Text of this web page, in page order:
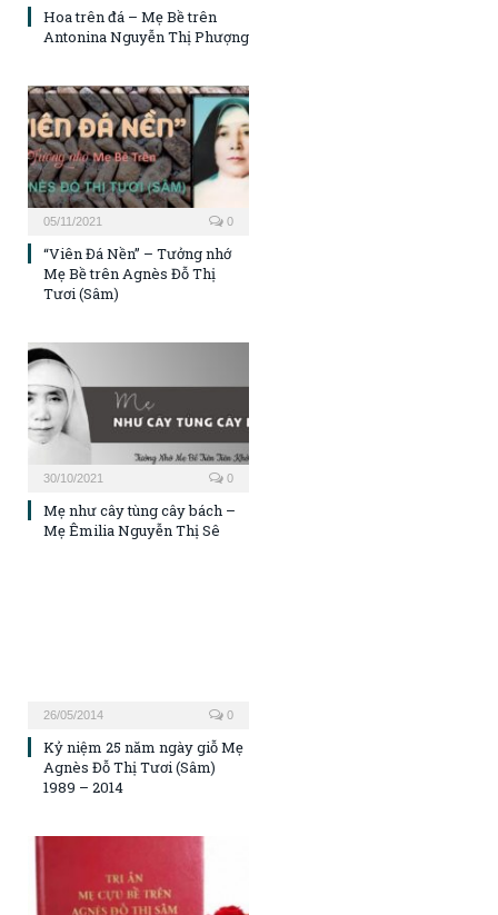
Hoa trên đá – Mẹ Bề trên
Antonina Nguyễn Thị Phượng
05/11/2021 0
“Viên Đá Nền” – Tưởng nhớ
Mẹ Bề trên Agnès Đỗ Thị
Tươi (Sâm)
30/10/2021 0
Mẹ như cây tùng cây bách –
Mẹ Êmilia Nguyễn Thị Sê
26/05/2014 0
Kỷ niệm 25 năm ngày giỗ Mẹ
Agnès Đỗ Thị Tươi (Sâm)
1989 – 2014